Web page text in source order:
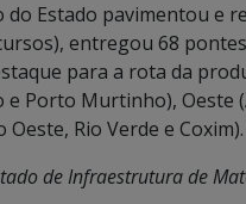
Estado pavimentou e
entregou 68
para a rota da
e Porto Murtinho), Oeste
Rio Verde e Coxim).
de Infraestrutura de